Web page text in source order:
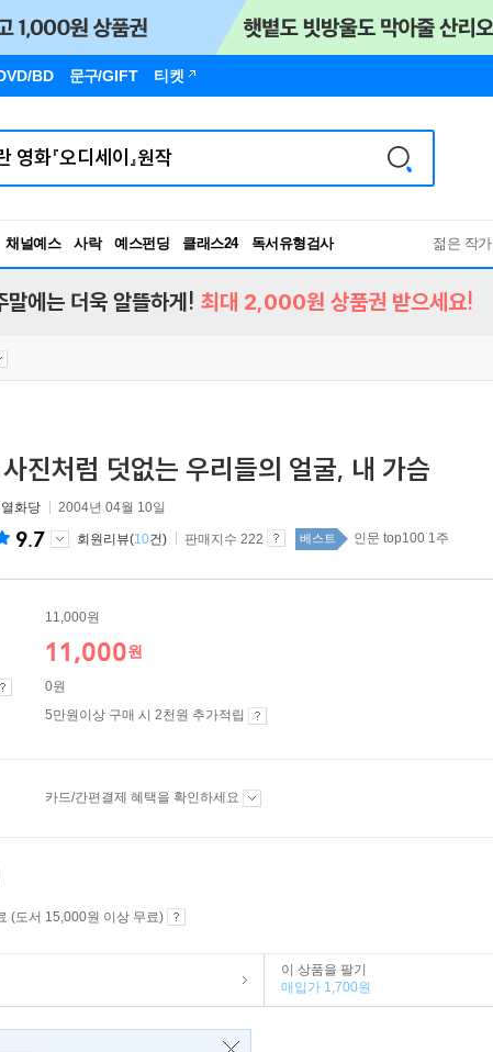
BD 문구/GIFT 티켓
채널예스 사락 예스펀딩 클래스24
독서유형검사
RBTI Lab
젊은 작가
말에는 더욱 알뜰하게! 최대 2,000원 상품권 받으세요!
진처럼 덧없는 우리들의 얼굴, 내 가슴
열화당 2004년 04월 10일
9.7 회원리뷰(10건) 판매지수 222 베스트 인문 top100 1주
11,000원
11,000원
0원
5만원이상 구매 시 2천원 추가적립
카드/간편결제 혜택을 확인하세요
(도서 15,000원 이상 무료)
이 상품을 팔기
매입가 1,700원